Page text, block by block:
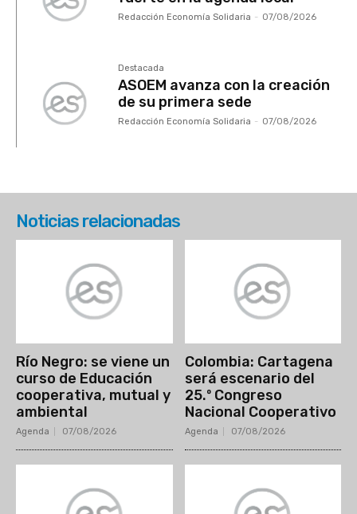
Redacción Economía Solidaria - 07/08/2026
Destacada
ASOEM avanza con la creación
de su primera sede
Redacción Economía Solidaria - 07/08/2026
Noticias relacionadas
Río Negro: se viene un
curso de Educación
cooperativa, mutual y
ambiental
Agenda 07/08/2026
Colombia: Cartagena
será escenario del
25.º Congreso
Nacional Cooperativo
Agenda 07/08/2026